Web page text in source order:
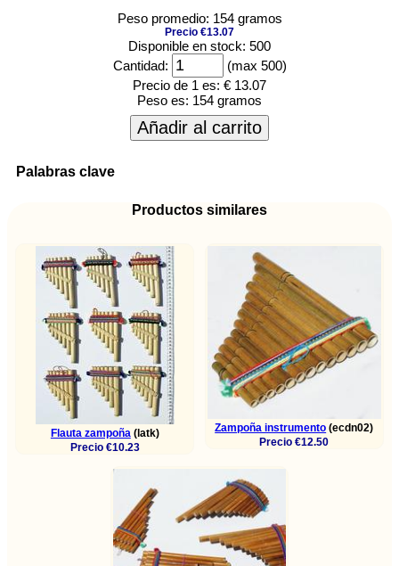
Peso promedio: 154 gramos
Precio €13.07
Disponible en stock: 500
Cantidad:
(max 500)
Precio de 1 es: € 13.07
Peso es: 154 gramos
Añadir al carrito
Palabras clave
Productos similares
Flauta zampoña (latk)
Precio €10.23
Zampoña instrumento (ecdn02)
Precio €12.50